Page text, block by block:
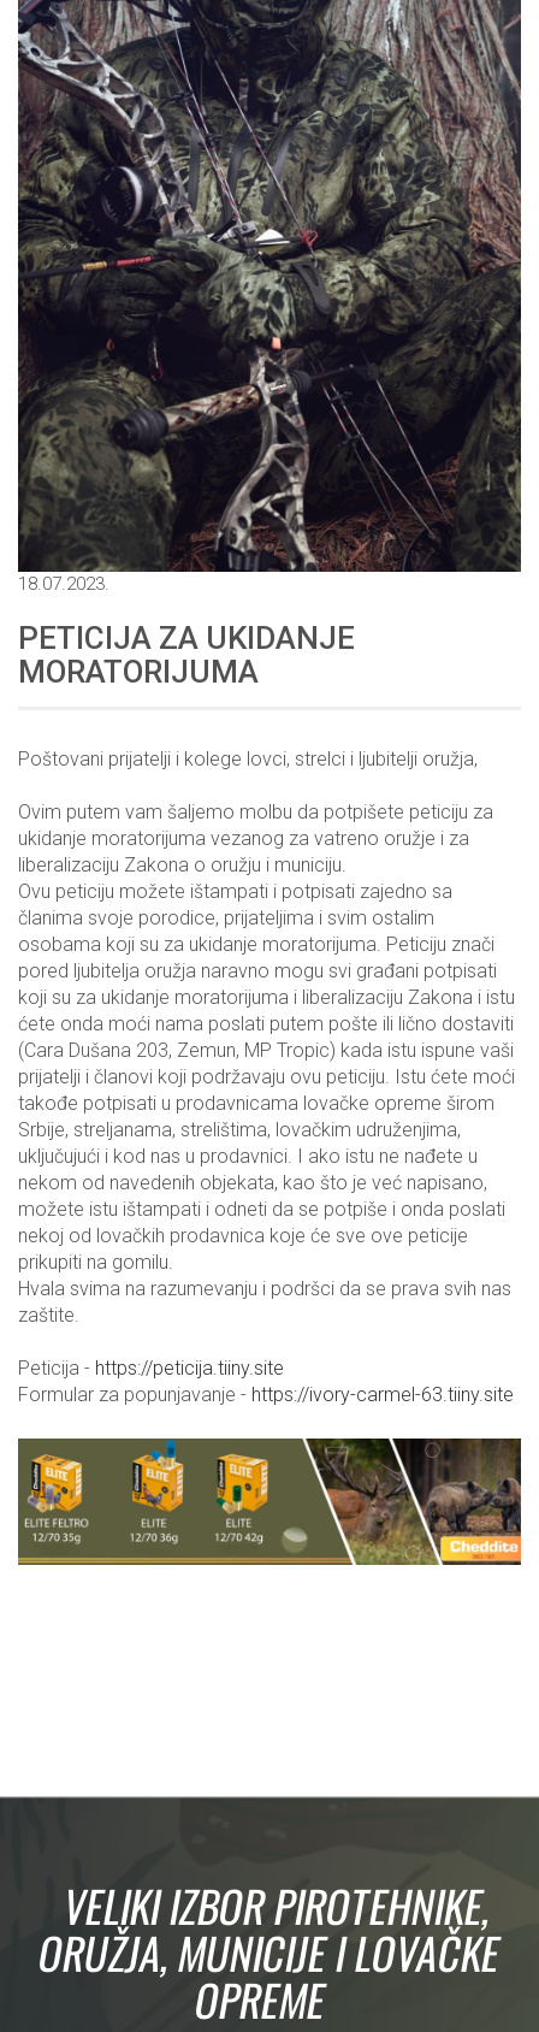
18.07.2023.
PETICIJA ZA UKIDANJE
MORATORIJUMA
Poštovani prijatelji i kolege lovci, strelci i ljubitelji oružja,
Ovim putem vam šaljemo molbu da potpišete peticiju za
ukidanje moratorijuma vezanog za vatreno oružje i za
liberalizaciju Zakona o oružju i municiju.
Ovu peticiju možete ištampati i potpisati zajedno sa
članima svoje porodice, prijateljima i svim ostalim
osobama koji su za ukidanje moratorijuma. Peticiju znači
pored ljubitelja oružja naravno mogu svi građani potpisati
koji su za ukidanje moratorijuma i liberalizaciju Zakona i istu
ćete onda moći nama poslati putem pošte ili lično dostaviti
(Cara Dušana 203, Zemun, MP Tropic) kada istu ispune vaši
prijatelji i članovi koji podržavaju ovu peticiju. Istu ćete moći
takođe potpisati u prodavnicama lovačke opreme širom
Srbije, streljanama, strelištima, lovačkim udruženjima,
uključujući i kod nas u prodavnici. I ako istu ne nađete u
nekom od navedenih objekata, kao što je već napisano,
možete istu ištampati i odneti da se potpiše i onda poslati
nekoj od lovačkih prodavnica koje će sve ove peticije
prikupiti na gomilu.
Hvala svima na razumevanju i podršci da se prava svih nas
zaštite.
Peticija - https://peticija.tiiny.site
Formular za popunjavanje - https://ivory-carmel-63.tiiny.site
VELIKI IZBOR PIROTEHNIKE,
ORUŽJA, MUNICIJE I LOVAČKE
OPREME